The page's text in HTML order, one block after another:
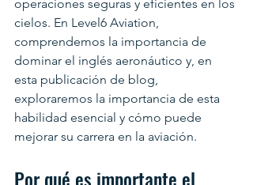
operaciones seguras y eficientes en los
cielos. En Level6 Aviation,
comprendemos la importancia de
dominar el inglés aeronáutico y, en
esta publicación de blog,
exploraremos la importancia de esta
habilidad esencial y cómo puede
mejorar su carrera en la aviación.
Por qué es importante el